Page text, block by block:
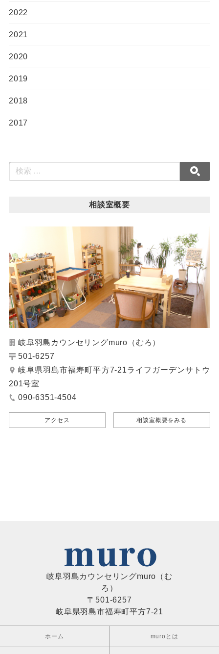
2022
2021
2020
2019
2018
2017
相談室概要
岐阜羽島カウンセリングmuro（むろ）
501-6257
岐阜県羽島市福寿町平方7-21ライフガーデンサトウ
201号室
090-6351-4504
アクセス 相談室概要をみる
岐阜羽島カウンセリングmuro（む
ろ）
〒501-6257
岐阜県羽島市福寿町平方7-21
ホーム muroとは